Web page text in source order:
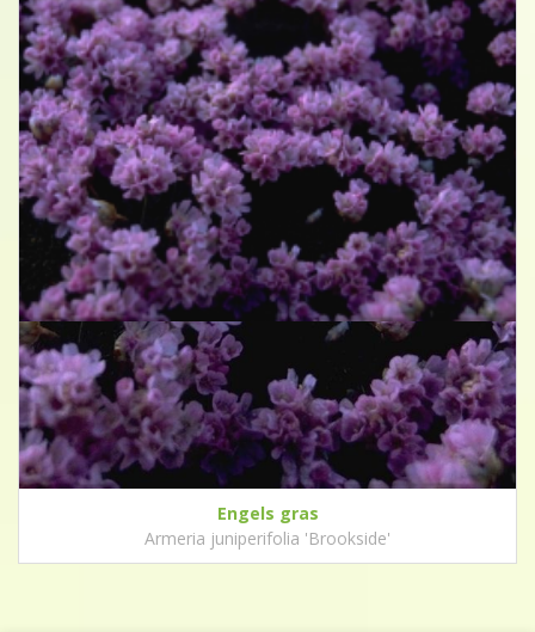
Engels gras
Armeria juniperifolia 'Brookside'